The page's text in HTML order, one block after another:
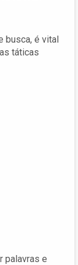
busca, é vital
táticas
palavras e